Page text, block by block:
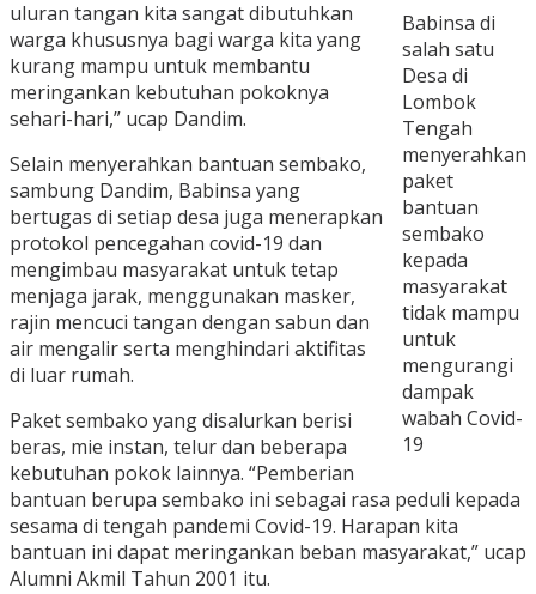
Babinsa di
salah satu
Desa di
Lombok
Tengah
menyerahkan
paket
bantuan
sembako
kepada
masyarakat
tidak mampu
untuk
mengurangi
dampak
wabah Covid-
19
uluran tangan kita sangat dibutuhkan
warga khususnya bagi warga kita yang
kurang mampu untuk membantu
meringankan kebutuhan pokoknya
sehari-hari,” ucap Dandim.
Selain menyerahkan bantuan sembako,
sambung Dandim, Babinsa yang
bertugas di setiap desa juga menerapkan
protokol pencegahan covid-19 dan
mengimbau masyarakat untuk tetap
menjaga jarak, menggunakan masker,
rajin mencuci tangan dengan sabun dan
air mengalir serta menghindari aktifitas
di luar rumah.
Paket sembako yang disalurkan berisi
beras, mie instan, telur dan beberapa
kebutuhan pokok lainnya. “Pemberian
bantuan berupa sembako ini sebagai rasa peduli kepada
sesama di tengah pandemi Covid-19. Harapan kita
bantuan ini dapat meringankan beban masyarakat,” ucap
Alumni Akmil Tahun 2001 itu.